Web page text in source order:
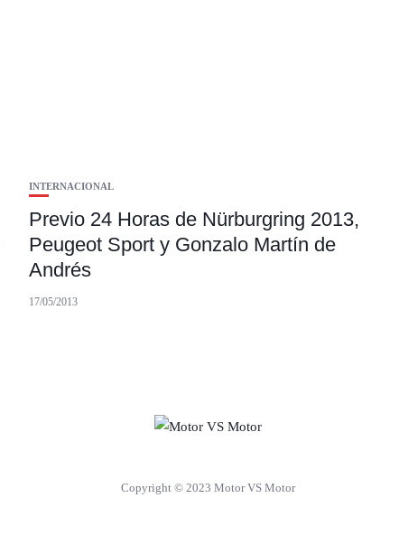
INTERNACIONAL
Previo 24 Horas de Nürburgring 2013,
Peugeot Sport y Gonzalo Martín de
Andrés
17/05/2013
Copyright © 2023 Motor VS Motor